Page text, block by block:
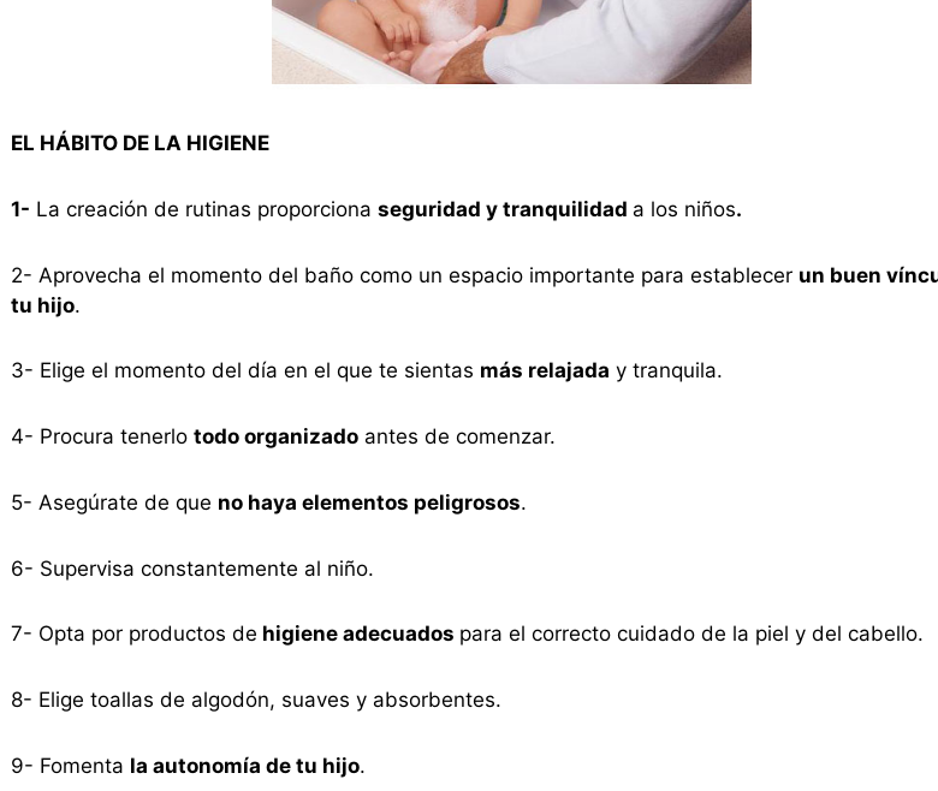
EL HÁBITO DE LA HIGIENE
1- La creación de rutinas proporciona seguridad y tranquilidad a los niños.
2- Aprovecha el momento del baño como un espacio importante para establecer un buen
tu hijo.
3- Elige el momento del día en el que te sientas más relajada y tranquila.
4- Procura tenerlo todo organizadoantes de comenzar.
5- Asegúrate de que no haya elementos peligrosos.
6- Supervisa constantemente al niño.
7- Opta por productos de higiene adecuados para el correcto cuidado de la piel y del cabello.
8- Elige toallas de algodón, suaves y absorbentes.
9- Fomenta la autonomía de tu hijo.